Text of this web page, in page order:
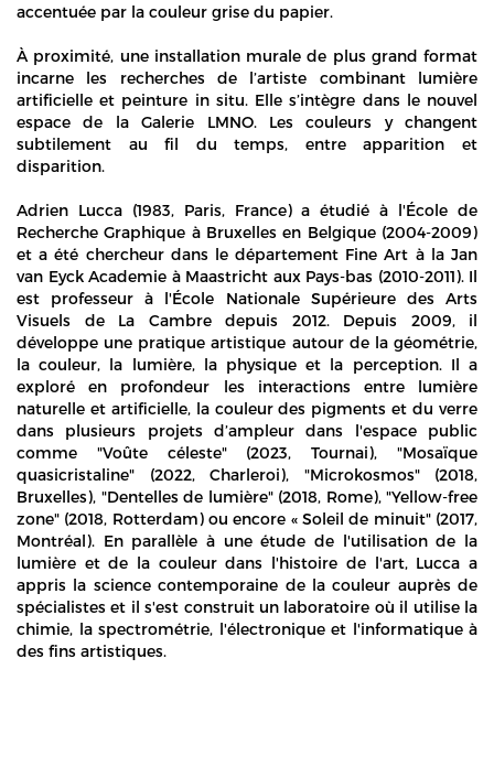
accentuée par la couleur grise du papier.
À proximité, une installation murale de plus grand format
incarne les recherches de l’artiste combinant lumière
artificielle et peinture in situ. Elle s’intègre dans le nouvel
espace de la Galerie LMNO. Les couleurs y changent
subtilement au fil du temps, entre apparition et
disparition.
Adrien Lucca (1983, Paris, France) a étudié à l'École de
Recherche Graphique à Bruxelles en Belgique (2004-2009)
et a été chercheur dans le département Fine Art à la Jan
van Eyck Academie à Maastricht aux Pays-bas (2010-2011). Il
est professeur à l'École Nationale Supérieure des Arts
Visuels de La Cambre depuis 2012. Depuis 2009, il
développe une pratique artistique autour de la géométrie,
la couleur, la lumière, la physique et la perception. Il a
exploré en profondeur les interactions entre lumière
naturelle et artificielle, la couleur des pigments et du verre
dans plusieurs projets d’ampleur dans l'espace public
comme "Voûte céleste" (2023, Tournai), "Mosaïque
quasicristaline" (2022, Charleroi), "Microkosmos" (2018,
Bruxelles), "Dentelles de lumière" (2018, Rome), "Yellow-free
zone" (2018, Rotterdam) ou encore « Soleil de minuit" (2017,
Montréal). En parallèle à une étude de l'utilisation de la
lumière et de la couleur dans l'histoire de l'art, Lucca a
appris la science contemporaine de la couleur auprès de
spécialistes et il s'est construit un laboratoire où il utilise la
chimie, la spectrométrie, l'électronique et l'informatique à
des fins artistiques.